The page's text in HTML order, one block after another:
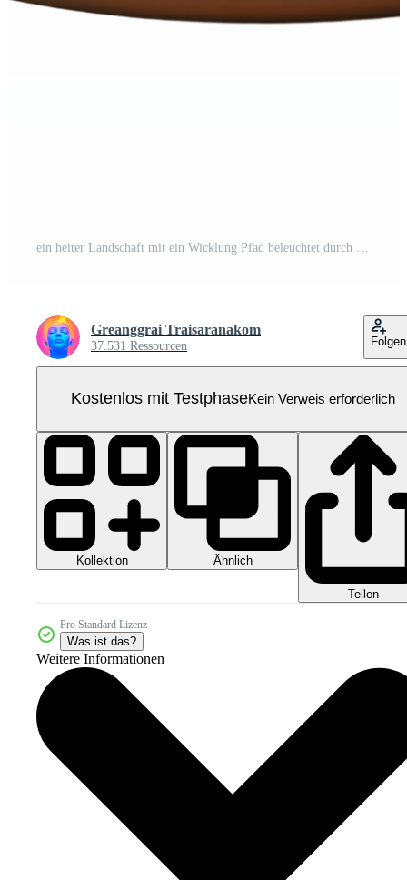
Greanggrai Traisaranakom
37.531 Ressourcen Folgen
Kostenlos mit TestphaseKein Verweis erforderlich
Kollektion Ähnlich
Teilen
Pro Standard Lizenz
Was ist das?
Weitere Informationen